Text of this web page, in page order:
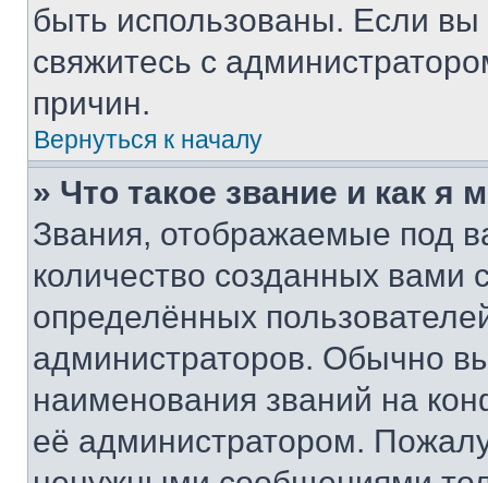
быть использованы. Если
свяжитесь с
причин.
Вернуться к началу
» Что такое звание и как я
Звания, отображаемые под
количество созданных
определённых
администраторов. Обычно
наименования званий на
её администратором.